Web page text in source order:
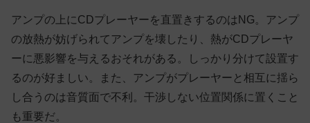
アンプの上にCDプレーヤーを直置きするのはNG。アンプ
の放熱が妨げられてアンプを壊したり、熱がCDプレーヤ
ーに悪影響を与えるおそれがある。しっかり分けて設置す
るのが好ましい。また、アンプがプレーヤーと相互に揺ら
し合うのは音質面で不利。干渉しない位置関係に置くこと
も重要だ。